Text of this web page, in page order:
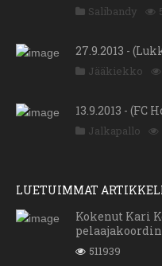
Salibandy
27.9.2013 -
Jääkiekko
13.9.2013 - (FC
Jalkapallo
LUETUIMMAT
Kokenut Kari
511939